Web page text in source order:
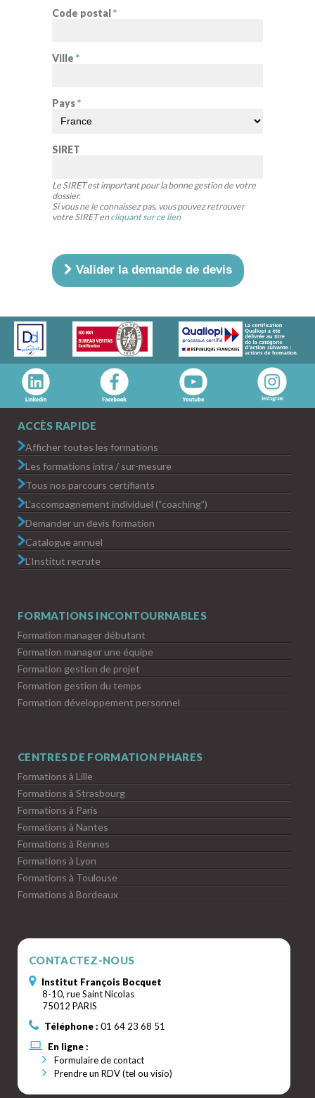
Code postal *
Ville *
Pays*
SIRET
Le SIRET est important pour la bonne gestion de votre
dossier.
Si vous ne le connaissez pas, vous pouvez retrouver
votre SIRET encliquant sur ce lien
Valider la demande de devis
ACCÈS RAPIDE
Afficher toutes les formations
Les formations intra / sur-mesure
Tous nos parcours certifiants
L’accompagnement individuel (“coaching”)
Demander un devis formation
Catalogue annuel
L’Institut recrute
FORMATIONS INCONTOURNABLES
Formation manager débutant
Formation manager une équipe
Formation gestion de projet
Formation gestion du temps
Formation développement personnel
CENTRES DE FORMATION PHARES
Formations à Lille
Formations à Strasbourg
Formations à Paris
Formations à Nantes
Formations à Rennes
Formations à Lyon
Formations à Toulouse
Formations à Bordeaux
CONTACTEZ-NOUS
Institut François Bocquet
8-10, rue Saint Nicolas
75012 PARIS
Téléphone : 01 64 23 68 51
En ligne :
Formulaire de contact
Prendre un RDV (tel ou visio)